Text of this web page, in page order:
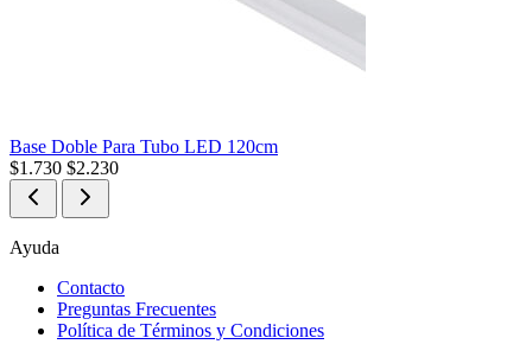
Base Doble Para Tubo LED 120cm
$1.730 $2.230
Ayuda
Contacto
Preguntas Frecuentes
Política de Términos y Condiciones